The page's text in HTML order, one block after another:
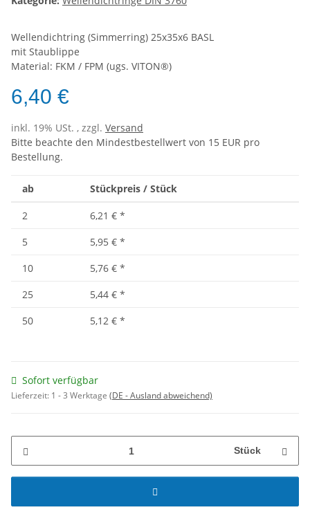
Wellendichtring (Simmerring) 25x35x6 BASL
mit Staublippe
Material: FKM / FPM (ugs. VITON®)
6,40 €
inkl. 19% USt. , zzgl. Versand
Bitte beachte den Mindestbestellwert von 15 EUR pro
Bestellung.
ab Stückpreis / Stück
2 6,21 € *
5
5,95 € *
10
5,76 € *
25
5,44 € *
50
5,12 € *
Sofort verfügbar
Lieferzeit: 1 - 3 Werktage (DE - Ausland abweichend)
Stück